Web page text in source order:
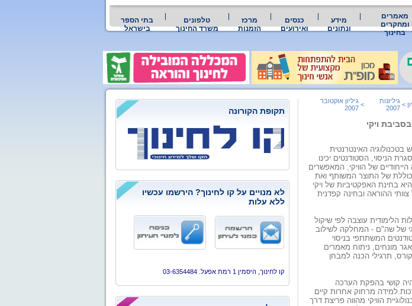
מאמרים
ומחקרים
בחינוך
מידע
ונתונים
כנסים
ואירועים
מרכז
הזמנות
טלפונים
משרד החינוך
בתי הספר
בישראל
> גיליונות
2007
> גיליון אוקטובר
2007
ויקי
בטכנולוגיה האינטרנטית
הניסוי, הסטודנטים יכינו
של הוויקי, המאפשרים
של התוצר המשותף ואת
בחינת האפקטיביות של ויקי
ההוראה ובחינה קפדנית
הפעילות הלימודית עוצבה לפי שיקול
של שה"ם - המחלקה לשילוב
המשתתפי בניסוי
מונחים, ניתוח מאמרים
תרגילי הכנה למבחן
קושי בהפקת הערכה
למידה מרחוק אחרות קיים
הוויקי מהווה פריצת דרך
תקופת הקורונה
לא מנויים על קו לחינוך? הירשמו עכשיו
ללא עלות
קו לחינוך, היסמין 1 רמת אפעל. 03-6354484